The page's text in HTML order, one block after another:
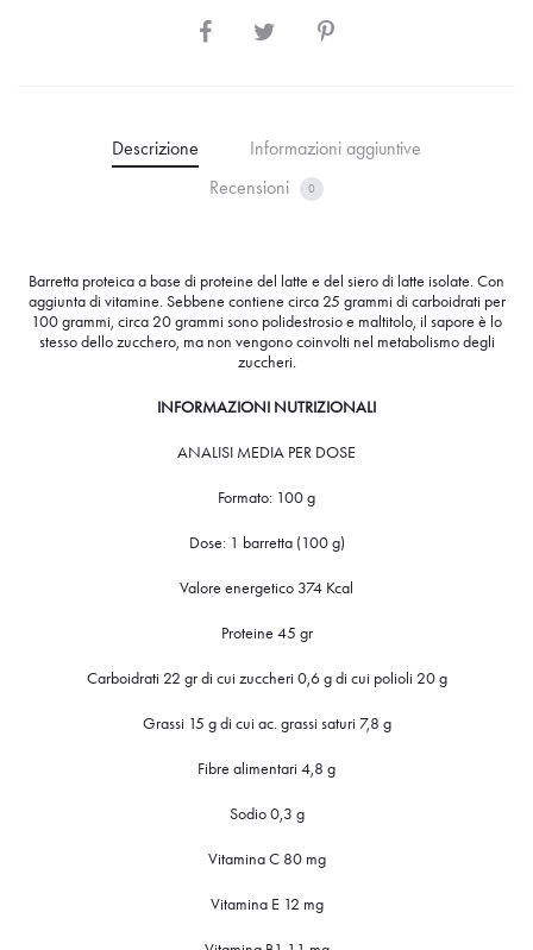
Descrizione
Informazioni aggiuntive
Recensioni
0
Barretta proteica a base di proteine del latte e del siero di latte isolate. Con
aggiunta di vitamine. Sebbene contiene circa 25 grammi di carboidrati per
100 grammi, circa 20 grammi sono polidestrosio e maltitolo, il sapore è lo
stesso dello zucchero, ma non vengono coinvolti nel metabolismo degli
zuccheri.
INFORMAZIONI NUTRIZIONALI
ANALISI MEDIA PER DOSE
Formato: 100 g
Dose: 1 barretta (100 g)
Valore energetico 374 Kcal
Proteine 45 gr
Carboidrati 22 gr di cui zuccheri 0,6 g di cui polioli 20 g
Grassi 15 g di cui ac. grassi saturi 7,8 g
Fibre alimentari 4,8 g
Sodio 0,3 g
Vitamina C 80 mg
Vitamina E 12 mg